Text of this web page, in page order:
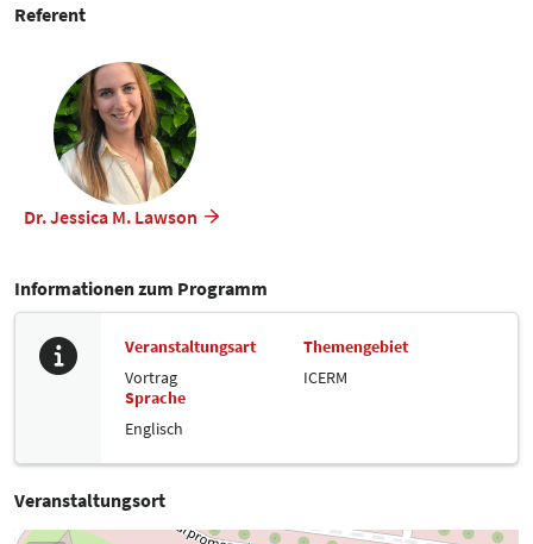
Referent
Dr. Jessica M. Lawson
Informationen zum Programm
Veranstaltungsart
Vortrag
Themengebiet
ICERM
Sprache
Englisch
Veranstaltungsort